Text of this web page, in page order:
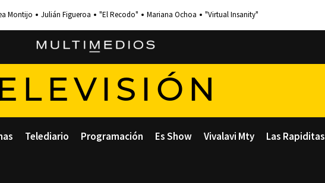
Montijo Julián Figueroa "El Recodo" Mariana Ochoa "Virtual Insanity"
Telediario Programación Es Show Vivalavi Mty Las Rapiditas